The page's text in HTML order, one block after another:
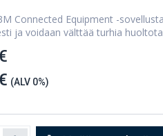
Connected Equipment -
ja voidaan välttää turhia
(ALV 0%)